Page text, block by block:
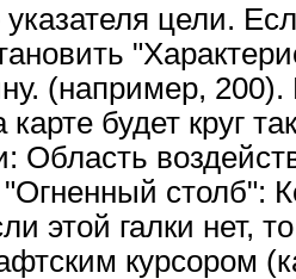
цели.
(например, 200).
будет круг
Область
столб":
этой галки нет,
курсором